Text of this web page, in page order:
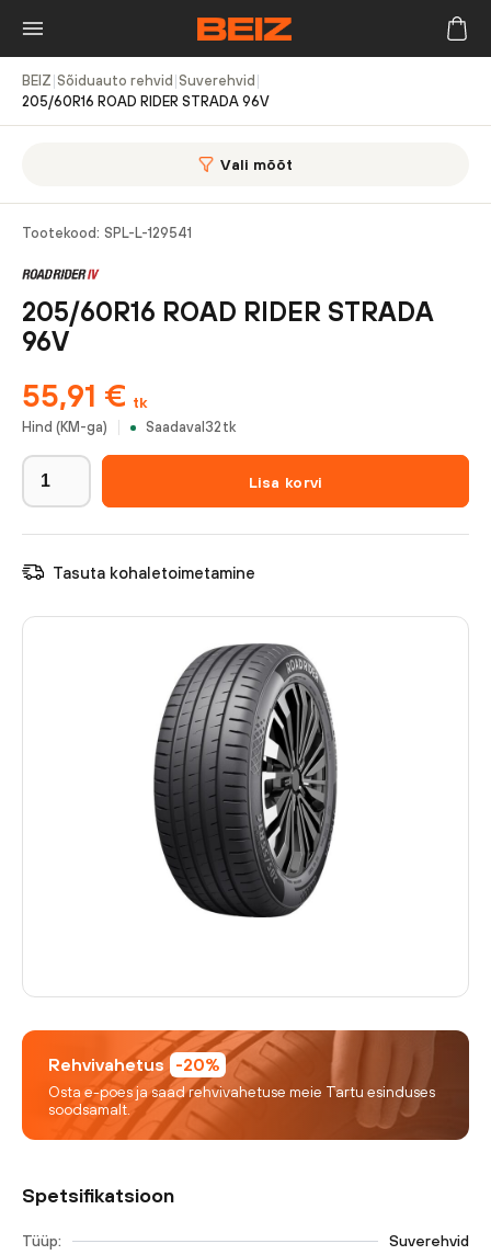
BEIZ Sõiduauto rehvid Suverehvid
205/60R16 ROAD RIDER STRADA 96V
Vali mõõt
Rehvivahetus -20%
Osta e-poes ja saad rehvivahetuse meie Tartu esinduses
soodsamalt.
Spetsifikatsioon
Tüüp: Suverehvid
Tootekood: SPL-L-129541
205/60R16 ROAD RIDER STRADA
96V
55,91 € tk
Hind (KM-ga) Saadaval 32 tk
Lisa korvi
Tasuta kohaletoimetamine